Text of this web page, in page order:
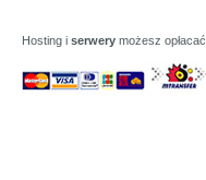
Hosting i serwery możesz